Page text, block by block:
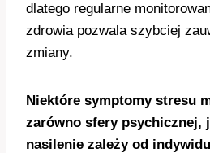
dlatego regularne
zdrowia pozwala szybciej
zmiany.
Niektóre symptomy stresu
zarówno sfery psychicznej,
nasilenie zależy od